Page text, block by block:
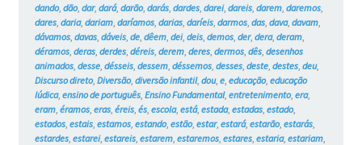
dando, dão, dar, dará, darão, darás, dardes, darei, dareis, darem, daremos,
dares, daria, dariam, daríamos, darias, daríeis, darmos, das, dava, davam,
dávamos, davas, dáveis, de, dêem, dei, deis, demos, der, dera, deram,
déramos, deras, derdes, déreis, derem, deres, dermos, dês, desenhos
animados, desse, désseis, dessem, déssemos, desses, deste, destes, deu,
Discurso direto, Diversão, diversão infantil, dou, e, educação, educação
lúdica, ensino de português, Ensino Fundamental, entretenimento, era,
eram, éramos, eras, éreis, és, escola, está, estada, estadas, estado,
estados, estais, estamos, estando, estão, estar, estará, estarão, estarás,
estardes, estarei, estareis, estarem, estaremos, estares, estaria, estariam,